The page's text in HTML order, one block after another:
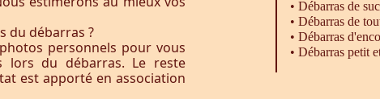
du débarras ?
personnels pour vous
lors du débarras. Le reste
est apporté en association
• Débarras de
• Débarras de
• Débarras
• Débarras petit